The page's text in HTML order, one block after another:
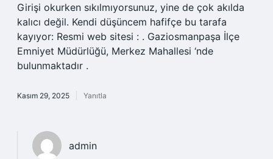
Girişi okurken sıkılmıyorsunuz, yine de çok akılda
kalıcı değil. Kendi düşüncem hafifçe bu tarafa
kayıyor: Resmi web sitesi : . Gaziosmanpaşa İlçe
Emniyet Müdürlüğü, Merkez Mahallesi ‘nde
bulunmaktadır .
Kasım 29, 2025 Yanıtla
admin